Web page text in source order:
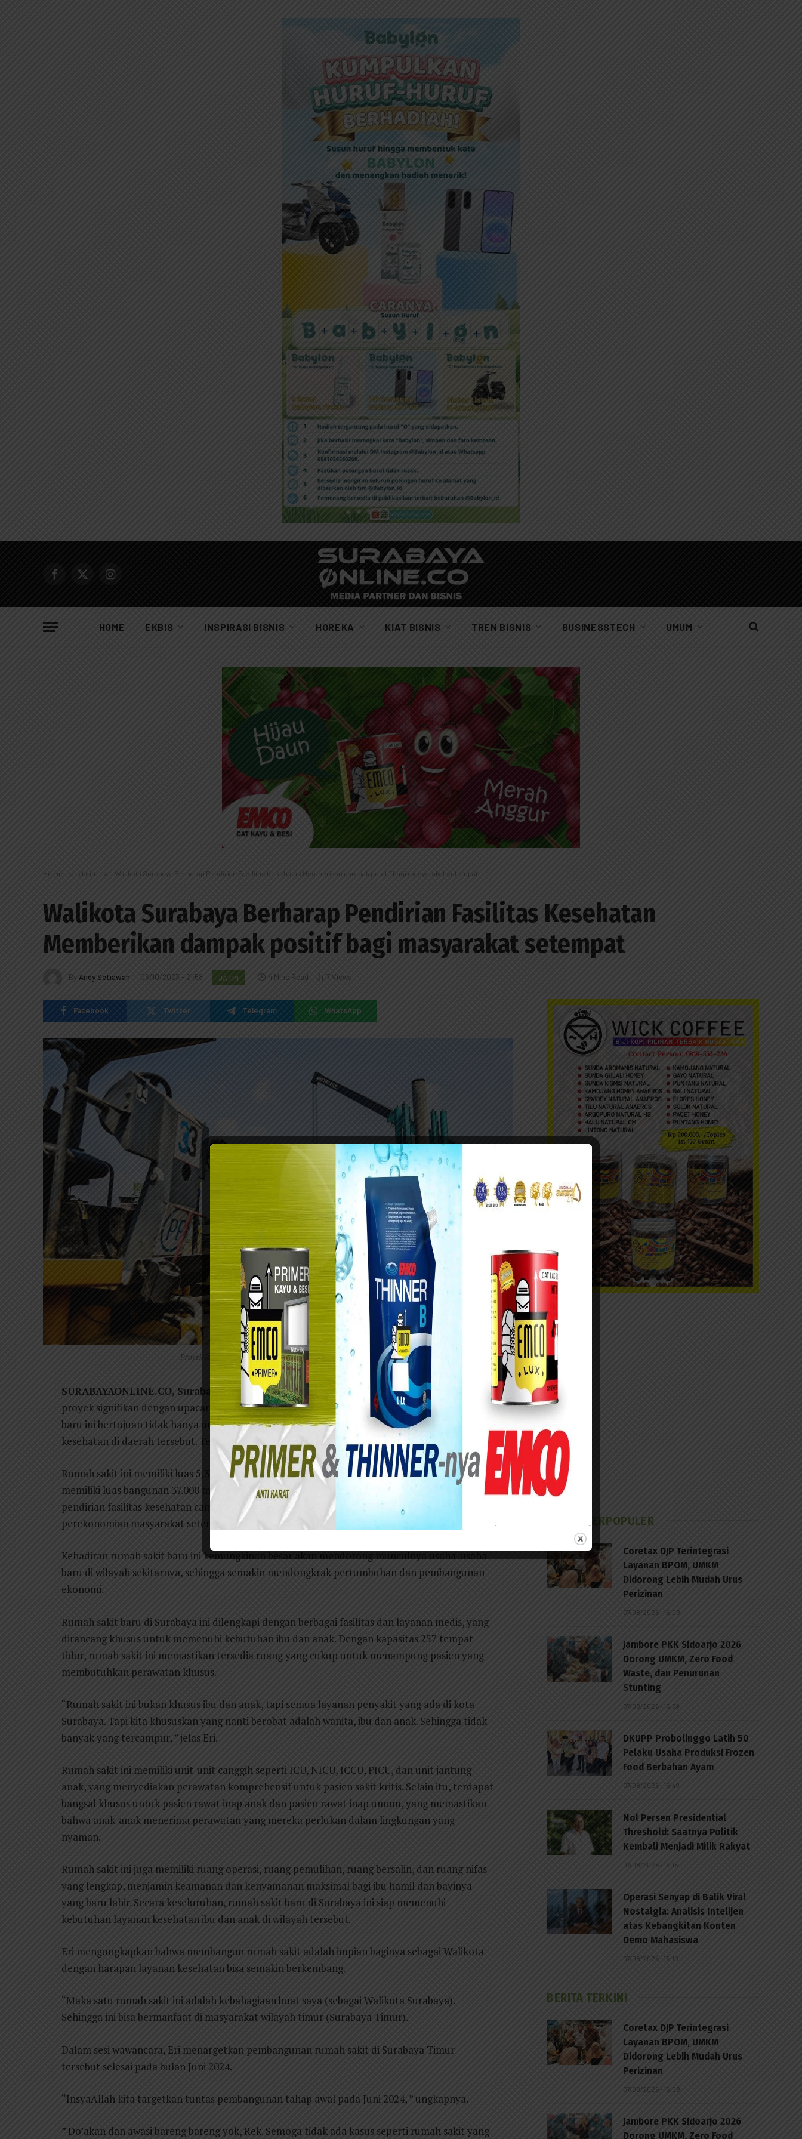
Facebook
X
Instagram
HOME EKBIS INSPIRASI BISNIS HOREKA KIAT BISNIS TREN BISNIS BUSINESSTECH UMUM
Home » Jatim » Walikota Surabaya Berharap Pendirian Fasilitas Kesehatan Memberikan dampak positif bagi masyarakat setempat
Walikota Surabaya Berharap Pendirian Fasilitas Kesehatan
Memberikan dampak positif bagi masyarakat setempat
By Andy Setiawan 06/10/2023 - 21:58 JATIM 4 Mins Read 7 Views
Facebook Twitter Telegram WhatsApp
Proyek RS baru milik Pemkot Surabaya di Desa Kalirungkut.
SURABAYAONLINE.CO, Surabaya– Pemerintah Kota Surabaya baru-baru ini menggarap
proyek signifikan dengan upacara peletakan baru pertama RSUD Surabaya Timur. Rumah sakit
baru ini bertujuan tidak hanya untuk pemerataan tetapi juga meningkatkan kualitas pelayanan
kesehatan di daerah tersebut. Terletak di Medokan Asri Tengah, Desa Kalirungkut. (5/10)
Rumah sakit ini memiliki luas 5,3 hektar, dengan tahap pengembangan awal seluas 1,7 hektar,
memiliki luas bangunan 37.000 m², dan 8 lantai. Walikota Surabaya Eri Cahyadi berharap atas
pendirian fasilitas kesehatan canggih ini diharapkan dapat memberikan dampak positif bagi
perekonomian masyarakat setempat.
Kehadiran rumah sakit baru ini kemungkinan besar akan mendorong munculnya usaha-usaha
baru di wilayah sekitarnya, sehingga semakin mendongkrak pertumbuhan dan pembangunan
ekonomi.
Rumah sakit baru di Surabaya ini dilengkapi dengan berbagai fasilitas dan layanan medis, yang
dirancang khusus untuk memenuhi kebutuhan ibu dan anak. Dengan kapasitas 257 tempat
tidur, rumah sakit ini memastikan tersedia ruang yang cukup untuk menampung pasien yang
membutuhkan perawatan khusus.
“Rumah sakit ini bukan khusus ibu dan anak, tapi semua layanan penyakit yang ada di kota
Surabaya. Tapi kita khususkan yang nanti berobat adalah wanita, ibu dan anak. Sehingga tidak
banyak yang tercampur, ” jelas Eri.
Rumah sakit ini memiliki unit-unit canggih seperti ICU, NICU, ICCU, PICU, dan unit jantung
anak, yang menyediakan perawatan komprehensif untuk pasien sakit kritis. Selain itu, terdapat
bangsal khusus untuk pasien rawat inap anak dan pasien rawat inap umum, yang memastikan
bahwa anak-anak menerima perawatan yang mereka perlukan dalam lingkungan yang
nyaman.
Rumah sakit ini juga memiliki ruang operasi, ruang pemulihan, ruang bersalin, dan ruang nifas
yang lengkap, menjamin keamanan dan kenyamanan maksimal bagi ibu hamil dan bayinya
yang baru lahir. Secara keseluruhan, rumah sakit baru di Surabaya ini siap memenuhi
kebutuhan layanan kesehatan ibu dan anak di wilayah tersebut.
Eri mengungkapkan bahwa membangun rumah sakit adalah impian baginya sebagai Walikota
dengan harapan layanan kesehatan bisa semakin berkembang.
“Maka satu rumah sakit ini adalah kebahagiaan buat saya (sebagai Walikota Surabaya).
Sehingga ini bisa bermanfaat di masyarakat wilayah timur (Surabaya Timur).
Dalam sesi wawancara, Eri menargetkan pembangunan rumah sakit di Surabaya Timur
tersebut selesai pada bulan Juni 2024.
“InsyaAllah kita targetkan tuntas pembangunan tahap awal pada Juni 2024, ” ungkapnya.
” Do’akan dan awasi bareng bareng yok, Rek. Semoga tidak ada kasus seperti rumah sakit yang
BERITA TERPOPULER
Coretax DJP Terintegrasi
Layanan BPOM, UMKM
Didorong Lebih Mudah Urus
Perizinan
07/08/2026 - 16:09
Jambore PKK Sidoarjo 2026
Dorong UMKM, Zero Food
Waste, dan Penurunan
Stunting
07/08/2026 - 15:59
DKUPP Probolinggo Latih 50
Pelaku Usaha Produksi Frozen
Food Berbahan Ayam
07/08/2026 - 15:49
Nol Persen Presidential
Threshold: Saatnya Politik
Kembali Menjadi Milik Rakyat
07/08/2026 - 13:16
Operasi Senyap di Balik Viral
Nostalgia: Analisis Intelijen
atas Kebangkitan Konten
Demo Mahasiswa
07/08/2026 - 13:10
BERITA TERKINI
Coretax DJP Terintegrasi
Layanan BPOM, UMKM
Didorong Lebih Mudah Urus
Perizinan
07/08/2026 - 16:09
Jambore PKK Sidoarjo 2026
Dorong UMKM, Zero Food